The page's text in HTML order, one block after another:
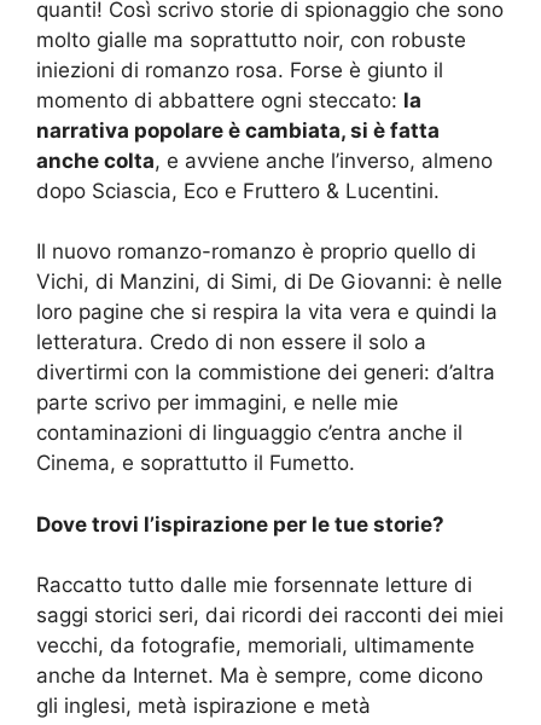
quanti! Così scrivo storie di spionaggio che sono
molto gialle ma soprattutto noir, con robuste
iniezioni di romanzo rosa. Forse è giunto il
momento di abbattere ogni steccato: la
narrativa popolare è cambiata, si è fatta
anche colta, e avviene anche l’inverso, almeno
dopo Sciascia, Eco e Fruttero & Lucentini.
Il nuovo romanzo-romanzo è proprio quello di
Vichi, di Manzini, di Simi, di De Giovanni: è nelle
loro pagine che si respira la vita vera e quindi la
letteratura. Credo di non essere il solo a
divertirmi con la commistione dei generi: d’altra
parte scrivo per immagini, e nelle mie
contaminazioni di linguaggio c’entra anche il
Cinema, e soprattutto il Fumetto.
Dove trovi l’ispirazione per le tue storie?
Raccatto tutto dalle mie forsennate letture di
saggi storici seri, dai ricordi dei racconti dei miei
vecchi, da fotografie, memoriali, ultimamente
anche da Internet. Ma è sempre, come dicono
gli inglesi, metà ispirazione e metà